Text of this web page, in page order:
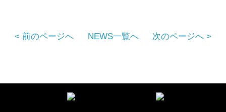
< 前のページへ NEWS一覧へ 次のページへ >